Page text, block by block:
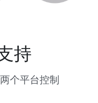
持
个平台控制